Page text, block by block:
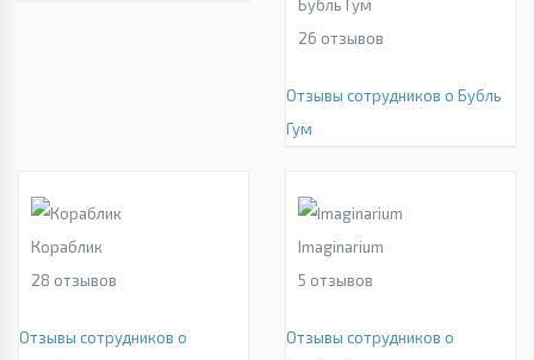
Бубль Гум
26 отзывов
Отзывы сотрудников о Бубль
Гум
Кораблик
28 отзывов
Отзывы сотрудников о
Imaginarium
5 отзывов
Отзывы сотрудников о